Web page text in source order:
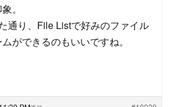
。
通り、File Listで好みのファイル
ができるのもいいですね。